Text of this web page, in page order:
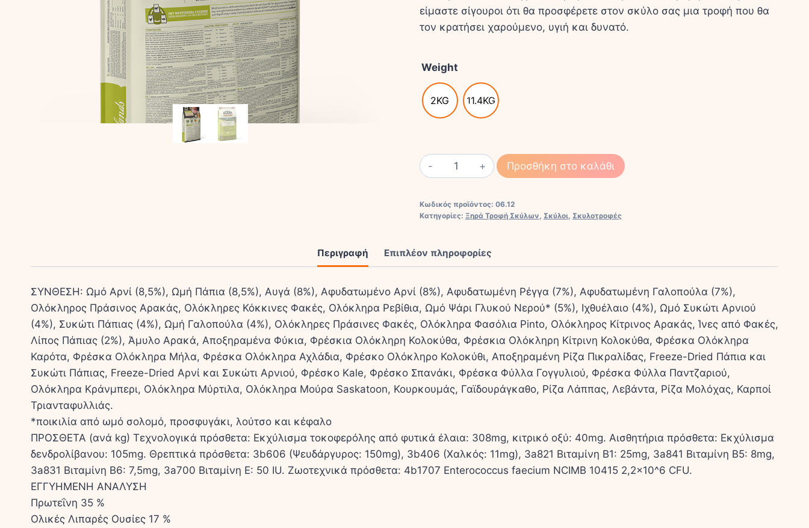
είμαστε σίγουροι ότι θα προσφέρετε στον σκύλο σας μια τροφή που θα
τον κρατήσει χαρούμενο, υγιή και δυνατό.
Weight
2KG 11.4KG
ACANA
GRASSLANDS
ποσότητα
Προσθήκη στο καλάθι
Κωδικός προϊόντος: 06.12
Κατηγορίες: Ξηρά Τροφή Σκύλων Σκύλοι, Σκυλοτροφές
Περιγραφή Επιπλέον πληροφορίες
ΣΥΝΘΕΣΗ: Ωμό Αρνί (8,5%), Ωμή Πάπια (8,5%), Αυγά (8%), Αφυδατωμένο Αρνί (8%), Αφυδατωμένη Ρέγγα (7%), Αφυδατωμένη Γαλοπούλα (7%),
Ολόκληρος Πράσινος Αρακάς, Ολόκληρες Κόκκινες Φακές, Ολόκληρα Ρεβίθια, Ωμό Ψάρι Γλυκού Νερού* (5%), Ιχθυέλαιο (4%), Ωμό Συκώτι Αρνιού
(4%), Συκώτι Πάπιας (4%), Ωμή Γαλοπούλα (4%), Ολόκληρες Πράσινες Φακές, Ολόκληρα Φασόλια Pinto, Ολόκληρος Κίτρινος Αρακάς, Ίνες από Φακές,
Λίπος Πάπιας (2%), Άμυλο Αρακά, Αποξηραμένα Φύκια, Φρέσκια Ολόκληρη Κολοκύθα, Φρέσκια Ολόκληρη Κίτρινη Κολοκύθα, Φρέσκα Ολόκληρα
Καρότα, Φρέσκα Ολόκληρα Μήλα, Φρέσκα Ολόκληρα Αχλάδια, Φρέσκο Ολόκληρο Κολοκύθι, Αποξηραμένη Ρίζα Πικραλίδας, Freeze-Dried Πάπια και
Συκώτι Πάπιας, Freeze-Dried Αρνί και Συκώτι Αρνιού, Φρέσκο Kale, Φρέσκο Σπανάκι, Φρέσκα Φύλλα Γογγυλιού, Φρέσκα Φύλλα Παντζαριού,
Ολόκληρα Κράνμπερι, Ολόκληρα Μύρτιλα, Ολόκληρα Μούρα Saskatoon, Κουρκουμάς, Γαϊδουράγκαθο, Ρίζα Λάππας, Λεβάντα, Ρίζα Μολόχας, Καρποί
Τριανταφυλλιάς.
*ποικιλία από ωμό σολομό, προσφυγάκι, λούτσο και κέφαλο
ΠΡΟΣΘΕΤΑ (ανά kg) Τεχνολογικά πρόσθετα: Εκχύλισμα τοκοφερόλης από φυτικά έλαια: 308mg, κιτρικό οξύ: 40mg. Αισθητήρια πρόσθετα: Εκχύλισμα
δενδρολίβανου: 105mg. Θρεπτικά πρόσθετα: 3b606 (Ψευδάργυρος: 150mg), 3b406 (Χαλκός: 11mg), 3a821 Βιταμίνη B1: 25mg, 3a841 Βιταμίνη B5: 8mg,
3a831 Βιταμίνη B6: 7,5mg, 3a700 Βιταμίνη E: 50 IU. Ζωοτεχνικά πρόσθετα: 4b1707 Enterococcus faecium NCIMB 10415 2,2×10^6 CFU.
ΕΓΓΥΗΜΕΝΗ ΑΝΑΛΥΣΗ
Πρωτεΐνη 35 %
Ολικές Λιπαρές Ουσίες 17 %